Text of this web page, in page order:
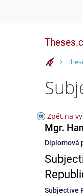
>
Zpět na
Mgr.
Diplomová
Subjective